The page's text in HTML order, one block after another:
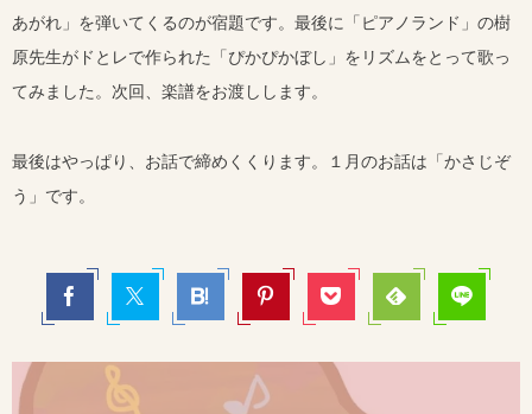
あがれ」を弾いてくるのが宿題です。最後に「 ピアノランド」の樹
原先生がドとレで作られた「ぴかぴかぼし」 をリズムをとって歌っ
てみました。次回、楽譜をお渡しします。
最後はやっぱり、お話で締めくくります。１月のお話は「かさじぞ
う」です。